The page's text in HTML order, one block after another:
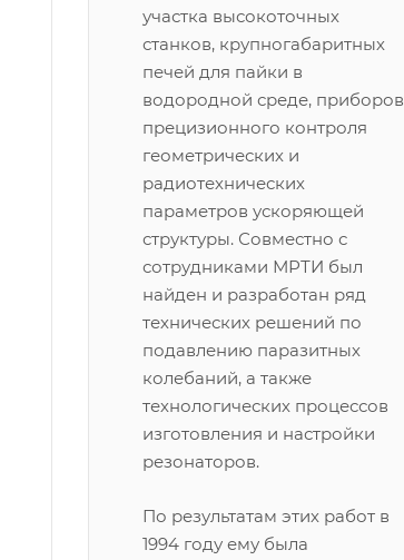
участка высокоточных
станков, крупногабаритных
печей для пайки в
водородной среде, приборов
прецизионного контроля
геометрических и
радиотехнических
параметров ускоряющей
структуры. Совместно с
сотрудниками МРТИ был
найден и разработан ряд
технических решений по
подавлению паразитных
колебаний, а также
технологических процессов
изготовления и настройки
резонаторов.
По результатам этих работ в
1994 году ему была